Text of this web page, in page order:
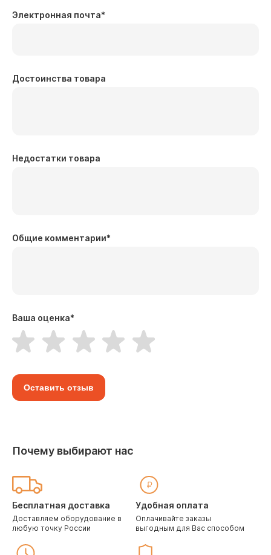
Электронная почта*
Достоинства товара
Недостатки товара
Общие комментарии*
Ваша оценка*
Оставить отзыв
Почему выбирают нас
Бесплатная доставка
Доставляем оборудование в
любую точку России
Удобная оплата
Оплачивайте заказы
выгодным для Вас способом